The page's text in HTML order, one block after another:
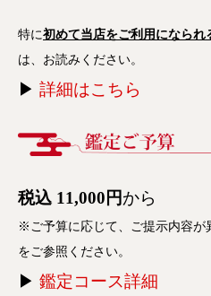
特に初めて当店をご利用になら
は、お読みください。
▶ 詳細はこちら
税込 11,000円から
※ご予算に応じて、ご提示内容が
をご参照ください。
▶ 鑑定コース詳細